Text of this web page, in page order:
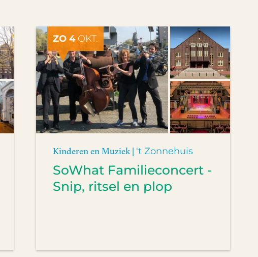
ZO 4OKT.
Kinderen en Muziek | 't Zonnehuis
SoWhat Familieconcert -
Snip, ritsel en plop